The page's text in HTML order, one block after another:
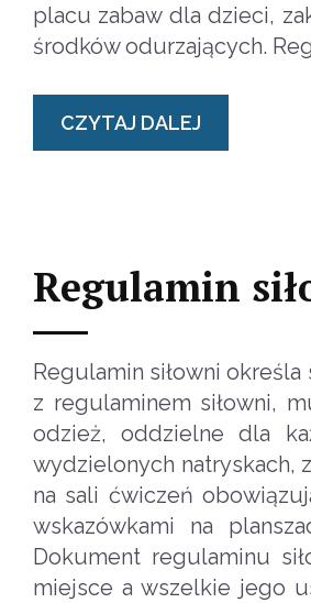
placu zabaw dla dzieci,
środków odurzających.
CZYTAJ DALEJ
Regulamin
Regulamin siłowni
z regulaminem siłowni,
odzież, oddzielne dla
wydzielonych natryskach,
na sali ćwiczeń
wskazówkami na
Dokument regulaminu
miejsce a wszelkie jego